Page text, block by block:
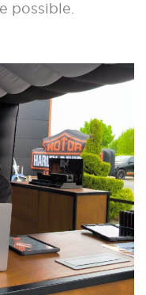
possible.